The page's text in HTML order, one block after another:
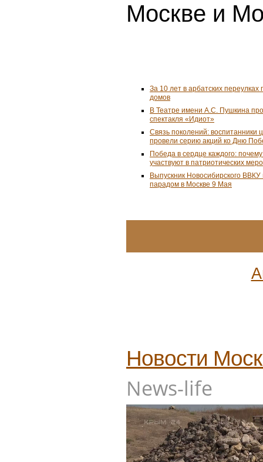
Москве и
За 10 лет в арбатских переулках
домов
В Театре имени А.С. Пушкина
спектакля «Идиот»
Связь поколений: воспитанники
провели серию акций ко Дню
Победа в сердце каждого:
участвуют в патриотических
Выпускник Новосибирского
парадом в Москве 9 Мая
Новости
News-life